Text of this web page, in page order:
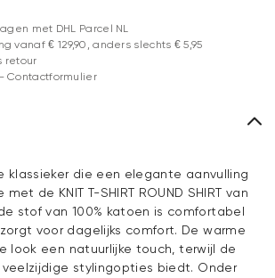
met DHL Parcel NL
vanaf € 129,90, anders slechts € 5,95
retour
Contactformulier
klassieker die een elegante aanvulling
de KNIT T-SHIRT ROUND SHIRT van
stof van 100% katoen is comfortabel
voor dagelijks comfort. De warme
look een natuurlijke touch, terwijl de
veelzijdige stylingopties biedt. Onder